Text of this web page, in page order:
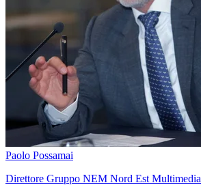
Paolo Possamai
Direttore Gruppo NEM Nord Est Multimedia